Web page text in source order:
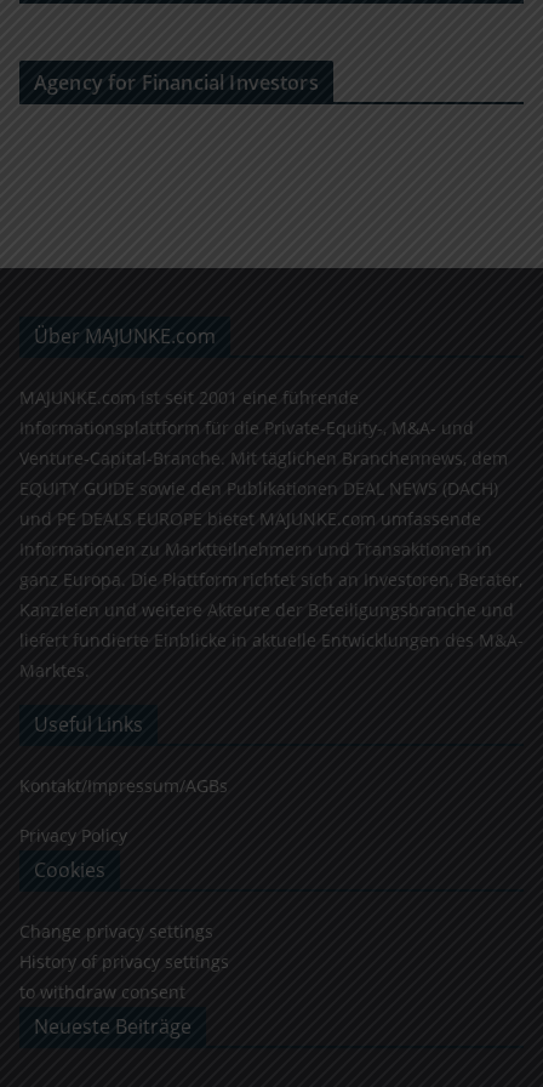
Agency for Financial Investors
Über MAJUNKE.com
MAJUNKE.com ist seit 2001 eine führende
Informationsplattform für die Private-Equity-, M&A- und
Venture-Capital-Branche. Mit täglichen Branchennews, dem
EQUITY GUIDE sowie den Publikationen DEAL NEWS (DACH)
und PE DEALS EUROPE bietet MAJUNKE.com umfassende
Informationen zu Marktteilnehmern und Transaktionen in
ganz Europa. Die Plattform richtet sich an Investoren, Berater,
Kanzleien und weitere Akteure der Beteiligungsbranche und
liefert fundierte Einblicke in aktuelle Entwicklungen des M&A-
Marktes.
Useful Links
Kontakt/Impressum/AGBs
Privacy Policy
Cookies
Change privacy settings
History of privacy settings
to withdraw consent
Neueste Beiträge